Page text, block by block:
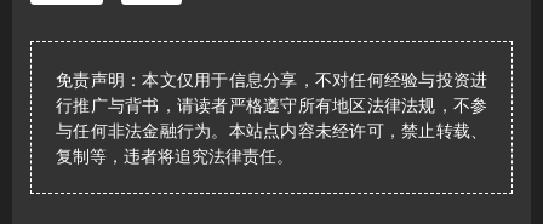
免责声明：本文仅用于信息分享，不对任何经验与投资进
行推广与背书，请读者严格遵守所有地区法律法规，不参
与任何非法金融行为。本站点内容未经许可，禁止转载、
复制等，违者将追究法律责任。